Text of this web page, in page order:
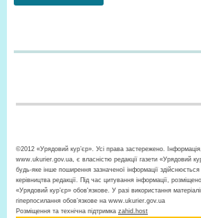
©2012 «Урядовий кур’єр». Усі права застережено.
www.ukurier.gov.ua, є власністю редакції газети «Урядовий
будь-яке інше поширення зазначеної інформації
керівництва редакції. Під час цитування інформації,
«Урядовий кур’єр» обов'язкове. У разі використання
гіперпосилання обов’язкове на www.ukurier.gov.ua
Розміщення та технічна підтримка zahid.host